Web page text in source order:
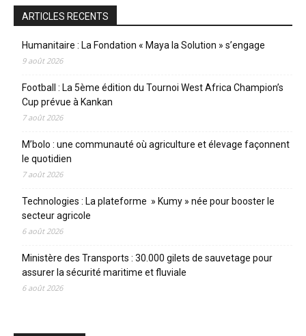
ARTICLES RECENTS
Humanitaire : La Fondation « Maya la Solution » s’engage
9 août 2026
Football : La 5ème édition du Tournoi West Africa Champion’s
Cup prévue à Kankan
7 août 2026
M’bolo : une communauté où agriculture et élevage façonnent
le quotidien
7 août 2026
Technologies : La plateforme » Kumy » née pour booster le
secteur agricole
6 août 2026
Ministère des Transports : 30.000 gilets de sauvetage pour
assurer la sécurité maritime et fluviale
6 août 2026